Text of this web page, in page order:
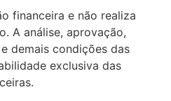
financeira e não realiza
A análise, aprovação,
demais condições das
exclusiva das